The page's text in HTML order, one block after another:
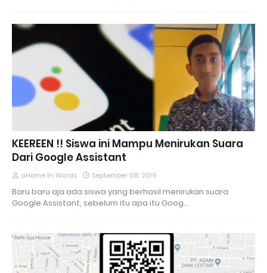
KEEREEN !! Siswa ini Mampu Menirukan Suara
Dari Google Assistant
aHome In Words September 08, 2019
Baru baru aja ada siswa yang berhasil menirukan suara
Google Assistant, sebelum itu apa itu Goog…